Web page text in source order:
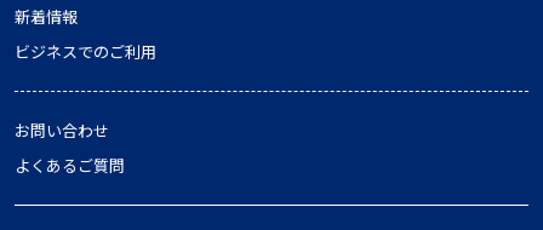
新着情報
ビジネスでのご利用
お問い合わせ
よくあるご質問